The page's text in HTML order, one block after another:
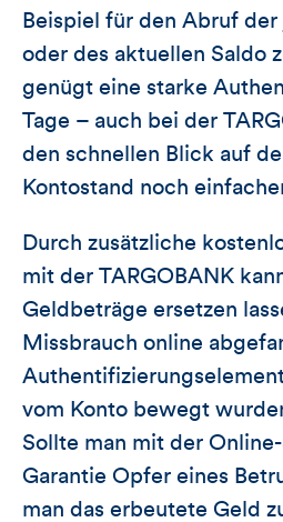
Beispiel für den Abruf der
oder des aktuellen Saldo
genügt eine starke
Tage – auch bei der
den schnellen Blick auf
Kontostand noch
Durch zusätzliche
mit der TARGOBANK
Geldbeträge ersetzen
Missbrauch online
vom Konto bewegt
Sollte man mit der
Garantie Opfer eines
man das erbeutete Geld